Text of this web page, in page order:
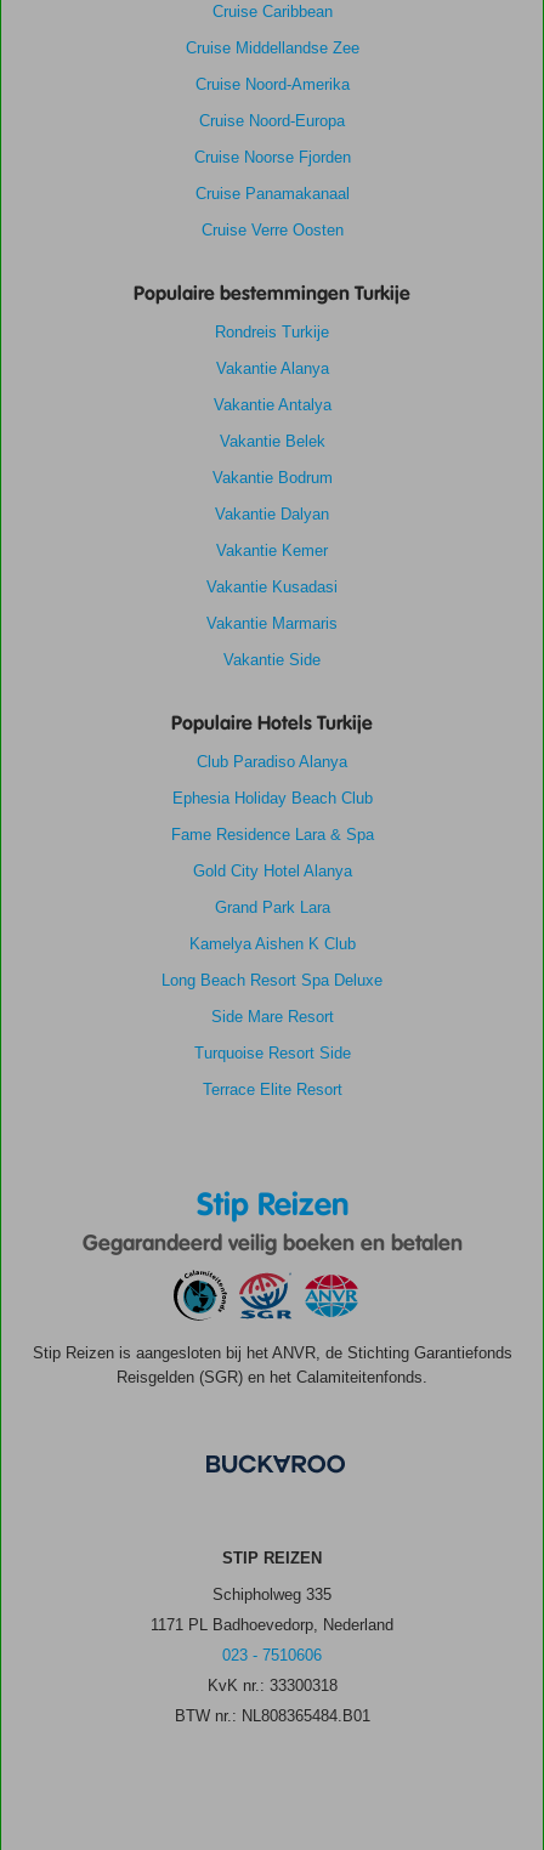
Cruise Caribbean
Cruise Middellandse Zee
Cruise Noord-Amerika
Cruise Noord-Europa
Cruise Noorse Fjorden
Cruise Panamakanaal
Cruise Verre Oosten
Populaire bestemmingen Turkije
Rondreis Turkije
Vakantie Alanya
Vakantie Antalya
Vakantie Belek
Vakantie Bodrum
Vakantie Dalyan
Vakantie Kemer
Vakantie Kusadasi
Vakantie Marmaris
Vakantie Side
Populaire Hotels Turkije
Club Paradiso Alanya
Ephesia Holiday Beach Club
Fame Residence Lara & Spa
Gold City Hotel Alanya
Grand Park Lara
Kamelya Aishen K Club
Long Beach Resort Spa Deluxe
Side Mare Resort
Turquoise Resort Side
Terrace Elite Resort
Stip Reizen
Gegarandeerd veilig boeken en betalen
Stip Reizen is aangesloten bij het ANVR, de Stichting Garantiefonds
Reisgelden (SGR) en het Calamiteitenfonds.
STIP REIZEN
Schipholweg 335
1171 PL Badhoevedorp, Nederland
023 - 7510606
KvK nr.: 33300318
BTW nr.: NL808365484.B01